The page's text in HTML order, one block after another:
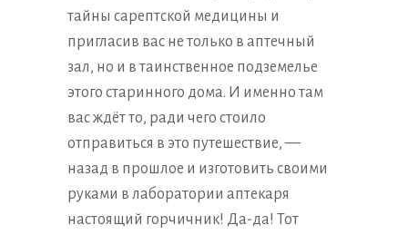
тайны сарептской медицины и
пригласив вас не только в аптечный
зал, но и в таинственное подземелье
этого старинного дома. И именно там
вас ждёт то, ради чего стоило
отправиться в это путешествие, —
назад в прошлое и изготовить своими
руками в лаборатории аптекаря
настоящий горчичник! Да-да! Тот